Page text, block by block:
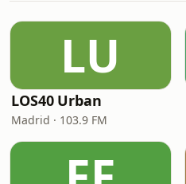
LU
LOS40 Urban
Madrid · 103.9 FM